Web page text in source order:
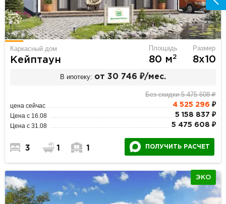
Каркасный дом
Кейптаун
Площадь
80 м2
Размер
8х10
В ипотеку: от 30 746 ₽/мес.
Без скидки 5 475 608 ₽
цена сейчас 4 525 296 ₽
Цена с 16.08 5 158 837 ₽
Цена с 31.08 5 475 608 ₽
3 1 1 ПОЛУЧИТЬ РАСЧЕТ
ЭКО